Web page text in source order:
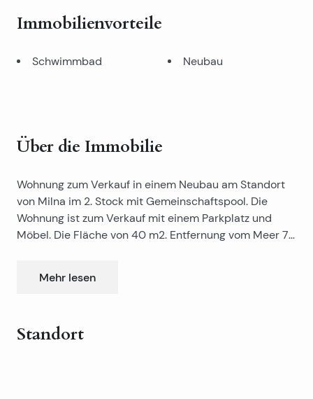
Immobilienvorteile
Schwimmbad Neubau
Über die Immobilie
Wohnung zum Verkauf in einem Neubau am Standort
von Milna im 2. Stock mit Gemeinschaftspool. Die
Wohnung ist zum Verkauf mit einem Parkplatz und
Möbel. Die Fläche von 40 m2. Entfernung vom Meer 70
Mehr lesen
Standort